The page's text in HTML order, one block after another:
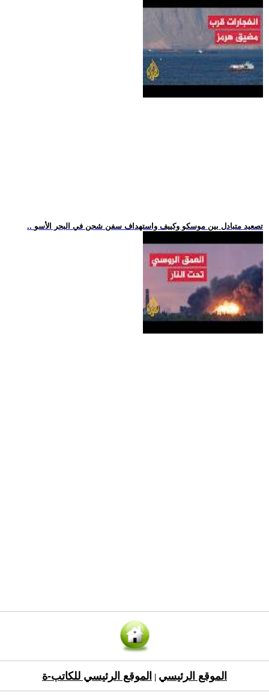
.. تصعيد متبادل بين موسكو وكييف واستهداف سفن شحن في البحر الأسو
الموقع الرئيسي الموقع الرئيسي للكاتب-ة